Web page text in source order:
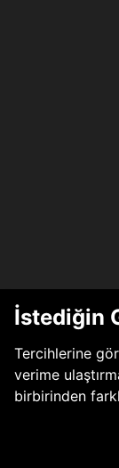
İstediğin
Tercihlerine
verime
birbirinden